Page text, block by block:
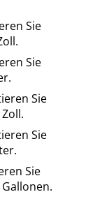
Sie
Sie
Sie
Sie
Sie